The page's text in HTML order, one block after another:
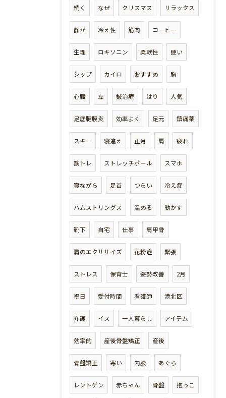
続く なぜ クリスマス リラックス
静か 冷え性 筋肉 コーヒー
生理 ロキソニン 柔軟性 硬い
シップ カイロ おすすめ 胸
心臓 左 鍼治療 はり 人気
足底腱膜炎 効率よく 足元 鎮痛薬
スキー 寝違え 正月 肩 疲れ
筋トレ ストレッチポール スマホ
寝ながら 足首 つらい 冷え症
ハムストリングス 温める 動かす
靴下 自宅 仕事 肩甲骨
肩のエクササイズ 花粉症 緊張
ストレス 保育士 姿勢改善 2月
祝日 受付時間 看護師 港北区
介護 イス 一人暮らし アイテム
効率的 産後骨盤矯正 産後
骨盤矯正 寒い 内股 あぐら
レントゲン 赤ちゃん 骨盤 抱っこ